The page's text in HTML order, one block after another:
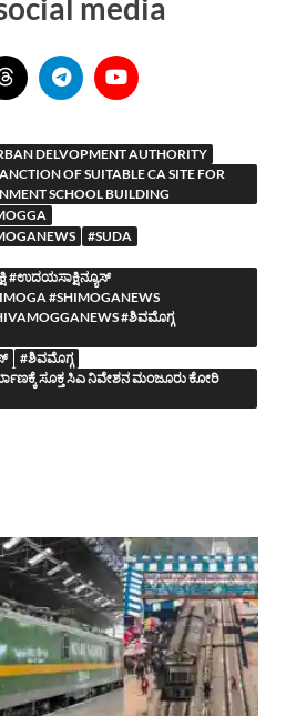
media
DELVOPMENT AUTHORITY
OF SUITABLE CA SITE FOR
SCHOOL BUILDING
#SUDA
#ಉದಯಸಾಕ್ಷಿನ್ಯೂಸ್
#SHIMOGANEWS
#ಶಿವಮೊಗ್ಗ
#ಶಿವಮೊಗ್ಗ
ಸೂಕ್ತ ಸಿಎ ನಿವೇಶನ ಮಂಜೂರು ಕೋರಿ